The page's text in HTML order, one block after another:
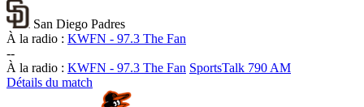
San Diego Padres
À la radio : KWFN - 97.3 The Fan
--
À la radio : KWFN - 97.3 The Fan SportsTalk 790 AM
Détails du match